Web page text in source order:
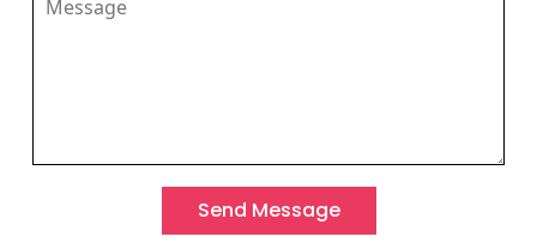
Send Message